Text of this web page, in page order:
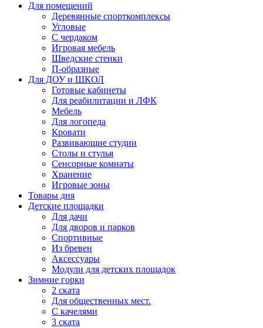
Для помещений
Деревянные спорткомплексы
Угловые
С чердаком
Игровая мебель
Шведские стенки
П-образные
Для ДОУ и ШКОЛ
Готовые кабинеты
Для реабилитации и ЛФК
Мебель
Для логопеда
Кровати
Развивающие студии
Столы и стулья
Сенсорные комнаты
Хранение
Игровые зоны
Товары дня
Детские площадки
Для дачи
Для дворов и парков
Спортивные
Из бревен
Аксессуары
Модули для детских площадок
Зимние горки
2 ската
Для общественных мест.
С качелями
3 ската